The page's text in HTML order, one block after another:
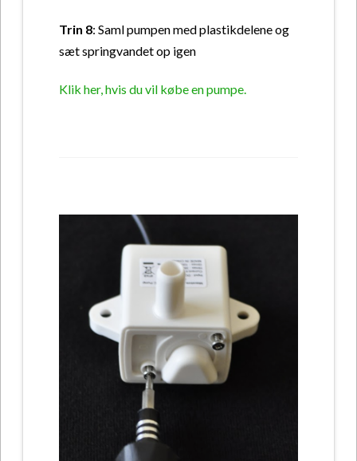
Trin 8: Saml pumpen med plastikdelene og
sæt springvandet op igen
Klik her, hvis du vil købe en pumpe.